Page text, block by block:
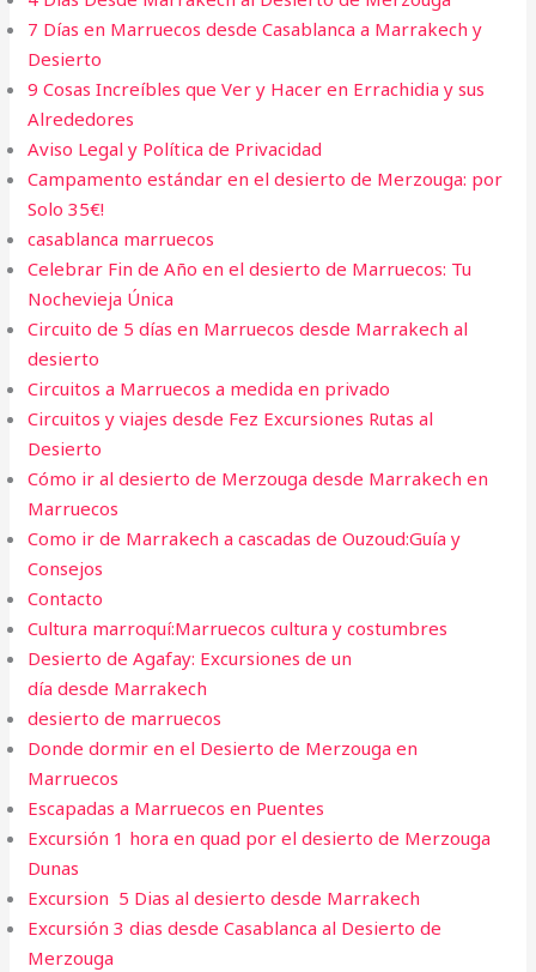
7 Días en Marruecos desde Casablanca a Marrakech y
Desierto
9 Cosas Increíbles que Ver y Hacer en Errachidia y sus
Alrededores
Aviso Legal y Política de Privacidad
Campamento estándar en el desierto de Merzouga: por
Solo 35€!
casablanca marruecos
Celebrar Fin de Año en el desierto de Marruecos: Tu
Nochevieja Única
Circuito de 5 días en Marruecos desde Marrakech al
desierto
Circuitos a Marruecos a medida en privado
Circuitos y viajes desde Fez Excursiones Rutas al
Desierto
Cómo ir al desierto de Merzouga desde Marrakech en
Marruecos
Como ir de Marrakech a cascadas de Ouzoud:Guía y
Consejos
Contacto
Cultura marroquí:Marruecos cultura y costumbres
Desierto de Agafay: Excursiones de un
día desde Marrakech
desierto de marruecos
Donde dormir en el Desierto de Merzouga en
Marruecos
Escapadas a Marruecos en Puentes
Excursión 1 hora en quad por el desierto de Merzouga
Dunas
Excursion 5 Dias al desierto desde Marrakech
Excursión 3 dias desde Casablanca al Desierto de
Merzouga